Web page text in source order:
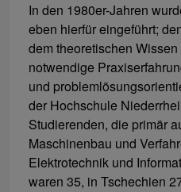
In den 1980er-Jahren
eben hierfür eingeführt;
dem theoretischen
notwendige
und
der Hochschule
Studierenden, die primär
Maschinenbau und
Elektrotechnik und
waren 35, in Tschechien